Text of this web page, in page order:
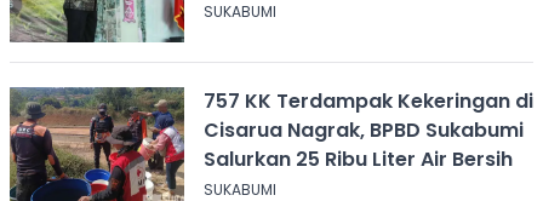
bagi Masyarakat
SUKABUMI
757 KK Terdampak Kekeringan di
Cisarua Nagrak, BPBD Sukabumi
Salurkan 25 Ribu Liter Air Bersih
SUKABUMI